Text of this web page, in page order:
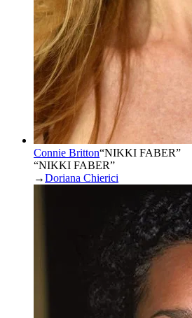
Connie Britton“NIKKI FABER”
“NIKKI FABER”
→Doriana Chierici